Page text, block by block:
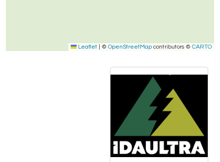
Leaflet © OpenStreetMap contributors © CARTO